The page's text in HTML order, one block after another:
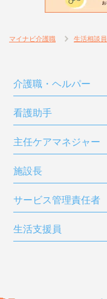
マイナビ介護職 生活相談員
介護職・ヘルパー
看護助手
主任ケアマネジャー
施設長
サービス管理責任者
生活支援員